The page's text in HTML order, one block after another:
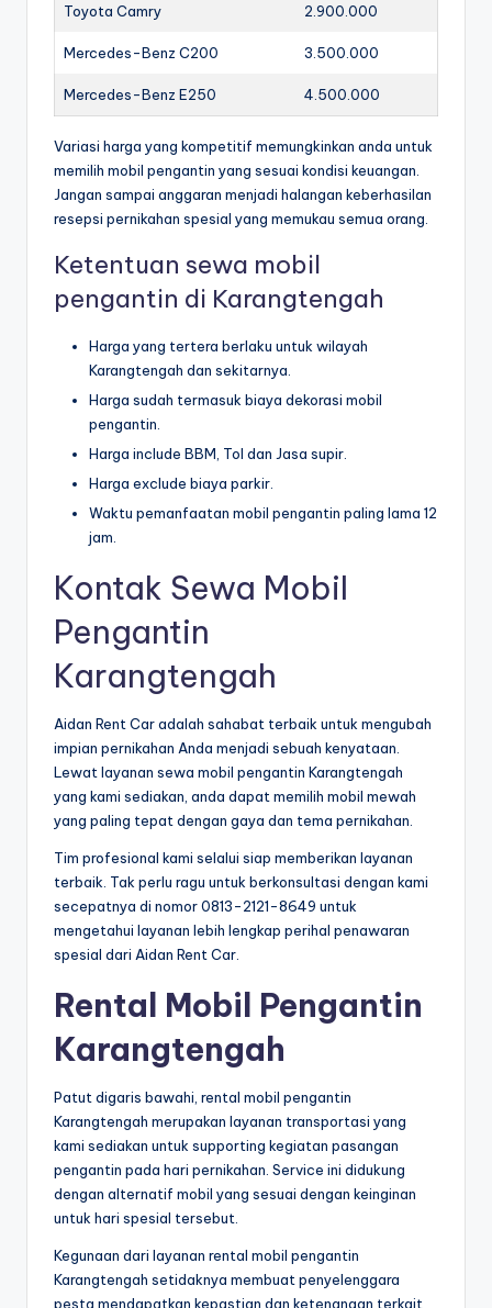
Toyota Camry 2.900.000
Mercedes-Benz C200 3.500.000
Mercedes-Benz E250 4.500.000
Variasi harga yang kompetitif memungkinkan anda untuk
memilih mobil pengantin yang sesuai kondisi keuangan.
Jangan sampai anggaran menjadi halangan keberhasilan
resepsi pernikahan spesial yang memukau semua orang.
Ketentuan sewa mobil
pengantin di Karangtengah
Harga yang tertera berlaku untuk wilayah
Karangtengah dan sekitarnya.
Harga sudah termasuk biaya dekorasi mobil
pengantin.
Harga include BBM, Tol dan Jasa supir.
Harga exclude biaya parkir.
Waktu pemanfaatan mobil pengantin paling lama 12
jam.
Kontak Sewa Mobil
Pengantin
Karangtengah
Aidan Rent Car adalah sahabat terbaik untuk mengubah
impian pernikahan Anda menjadi sebuah kenyataan.
Lewat layanan sewa mobil pengantin Karangtengah
yang kami sediakan, anda dapat memilih mobil mewah
yang paling tepat dengan gaya dan tema pernikahan.
Tim profesional kami selalui siap memberikan layanan
terbaik. Tak perlu ragu untuk berkonsultasi dengan kami
secepatnya di nomor 0813-2121-8649 untuk
mengetahui layanan lebih lengkap perihal penawaran
spesial dari Aidan Rent Car.
Rental Mobil Pengantin
Karangtengah
Patut digaris bawahi, rental mobil pengantin
Karangtengah merupakan layanan transportasi yang
kami sediakan untuk supporting kegiatan pasangan
pengantin pada hari pernikahan. Service ini didukung
dengan alternatif mobil yang sesuai dengan keinginan
untuk hari spesial tersebut.
Kegunaan dari layanan rental mobil pengantin
Karangtengah setidaknya membuat penyelenggara
pesta mendapatkan kepastian dan ketenangan terkait